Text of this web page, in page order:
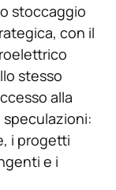
stoccaggio
con il
stesso
alla
i progetti
e i